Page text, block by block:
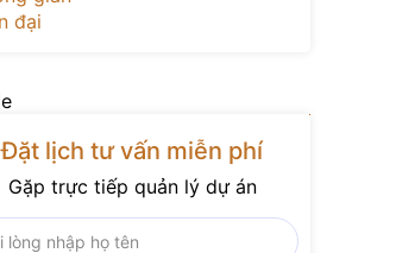
Đặt lịch tư vấn miễn phí
Gặp trực tiếp quản lý dự án